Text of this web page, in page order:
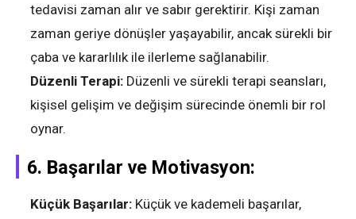
tedavisi zaman alır ve sabır gerektirir. Kişi zaman
zaman geriye dönüşler yaşayabilir, ancak sürekli bir
çaba ve kararlılık ile ilerleme sağlanabilir.
Düzenli Terapi: Düzenli ve sürekli terapi seansları,
kişisel gelişim ve değişim sürecinde önemli bir rol
oynar.
6. Başarılar ve Motivasyon:
Küçük Başarılar: Küçük ve kademeli başarılar,